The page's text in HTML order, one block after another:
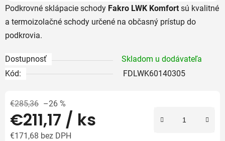
Podkrovné sklápacie schody Fakro LWK Komfort sú kvalitné
a termoizolačné schody určené na občasný prístup do
podkrovia.
Dostupnosť
Skladom u dodávateľa
Kód:
FDLWK60140305
€285,36 –26 %
€211,17 / ks
€171,68 bez DPH